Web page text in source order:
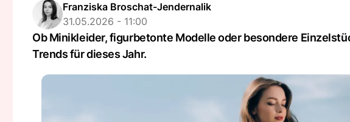
Franziska Broschat-Jendernalik
31.05.2026 - 11:00
Ob Minikleider, figurbetonte Modelle oder besondere
Trends für dieses Jahr.